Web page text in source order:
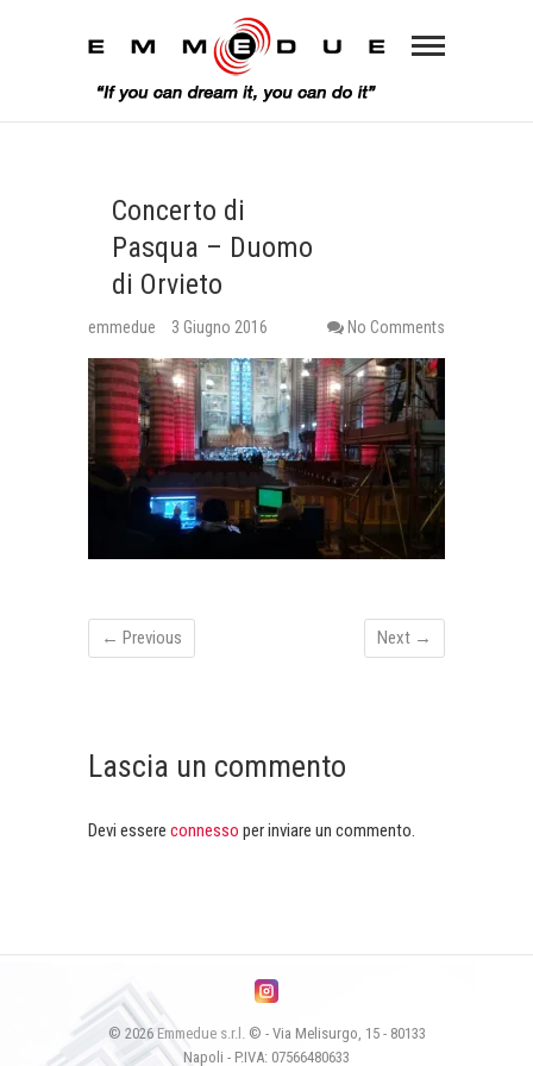
Concerto di
Pasqua – Duomo
di Orvieto
emmedue 3 Giugno 2016 No Comments
← Previous Next →
Lascia un commento
Devi essere connesso per inviare un commento.
© 2026 Emmedue s.r.l.
© - Via Melisurgo, 15 - 80133
Napoli - P.IVA: 07566480633